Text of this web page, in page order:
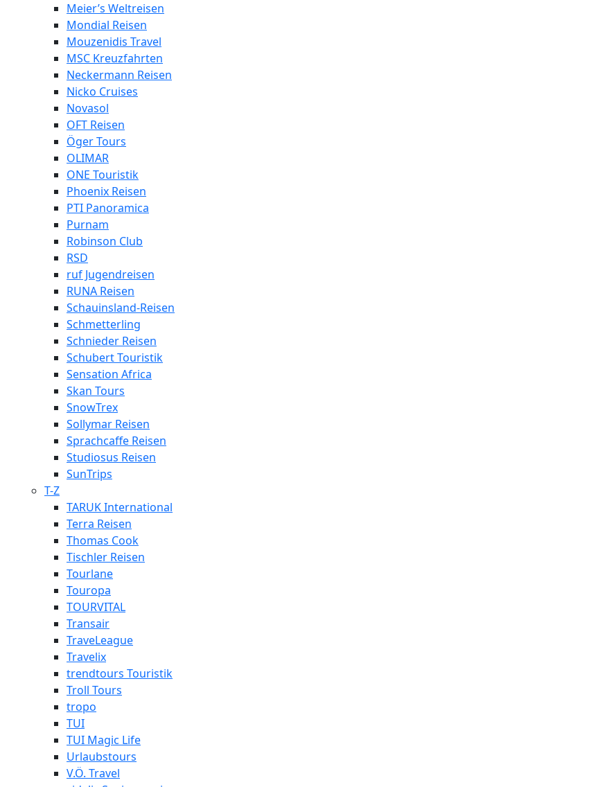
Meier’s Weltreisen
Mondial Reisen
Mouzenidis Travel
MSC Kreuzfahrten
Neckermann Reisen
Nicko Cruises
Novasol
OFT Reisen
Öger Tours
OLIMAR
ONE Touristik
Phoenix Reisen
PTI Panoramica
Purnam
Robinson Club
RSD
ruf Jugendreisen
RUNA Reisen
Schauinsland-Reisen
Schmetterling
Schnieder Reisen
Schubert Touristik
Sensation Africa
Skan Tours
SnowTrex
Sollymar Reisen
Sprachcaffe Reisen
Studiosus Reisen
SunTrips
T-Z
TARUK International
Terra Reisen
Thomas Cook
Tischler Reisen
Tourlane
Touropa
TOURVITAL
Transair
TraveLeague
Travelix
trendtours Touristik
Troll Tours
tropo
TUI
TUI Magic Life
Urlaubstours
V.Ö. Travel